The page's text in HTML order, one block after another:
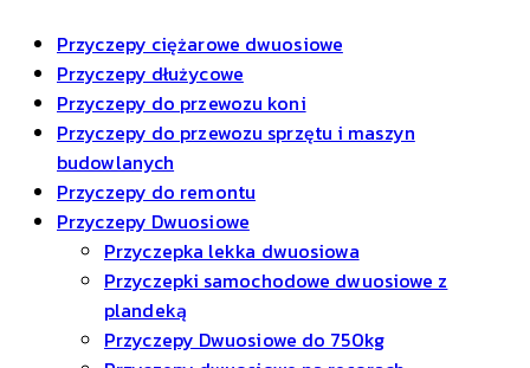
Przyczepy ciężarowe dwuosiowe
Przyczepy dłużycowe
Przyczepy do przewozu koni
Przyczepy do przewozu sprzętu i maszyn
budowlanych
Przyczepy do remontu
Przyczepy Dwuosiowe
Przyczepka lekka dwuosiowa
Przyczepki samochodowe dwuosiowe z
plandeką
Przyczepy Dwuosiowe do 750kg